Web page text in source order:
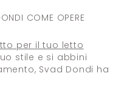
COME OPERE
per il tuo letto
stile e si abbini
Svad Dondi ha